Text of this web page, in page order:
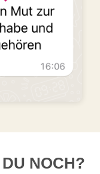
NOCH?